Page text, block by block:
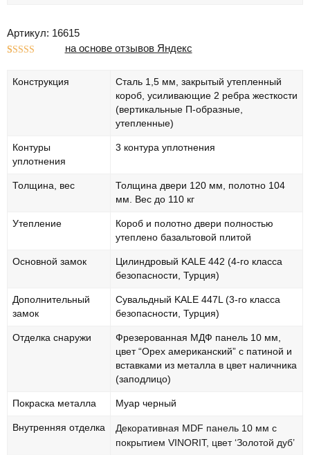
Артикул: 16615
основе
на основе отзывов Яндекс
Конструкция
Сталь 1,5 мм, закрытый утепленный
короб, усиливающие 2 ребра жесткости
(вертикальные П-образные,
утепленные)
Контуры
уплотнения
3 контура уплотнения
Толщина, вес
Толщина двери 120 мм, полотно 104
мм. Вес до 110 кг
Утепление
Короб и полотно двери полностью
утеплено базальтовой плитой
Основной замок
Цилиндровый KALE 442 (4-го класса
безопасности, Турция)
Дополнительный
замок
Сувальдный KALE 447L (3-го класса
безопасности, Турция)
Отделка снаружи
Фрезерованная МДФ панель 10 мм,
цвет “Орех американский” с патиной и
вставками из металла в цвет наличника
(заподлицо)
Покраска металла Муар черный
Внутренняя отделка
Декоративная MDF панель 10 мм с
покрытием VINORIT, цвет ‘Золотой дуб’